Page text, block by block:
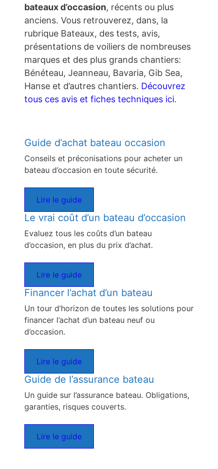
bateaux d’occasion, récents ou plus
anciens. Vous retrouverez, dans, la
rubrique Bateaux, des tests, avis,
présentations de voiliers de nombreuses
marques et des plus grands chantiers:
Bénéteau, Jeanneau, Bavaria, Gib Sea,
Hanse et d’autres chantiers. Découvrez
tous ces avis et fiches techniques ici.
Guide d’achat bateau occasion
Conseils et préconisations pour acheter un
bateau d’occasion en toute sécurité.
Lire le guide
Le vrai coût d’un bateau d’occasion
Evaluez tous les coûts d’un bateau
d’occasion, en plus du prix d’achat.
Lire le guide
Financer l’achat d’un bateau
Un tour d’horizon de toutes les solutions pour
financer l’achat d’un bateau neuf ou
d’occasion.
Lire le guide
Guide de l’assurance bateau
Un guide sur l’assurance bateau. Obligations,
garanties, risques couverts.
Lire le guide